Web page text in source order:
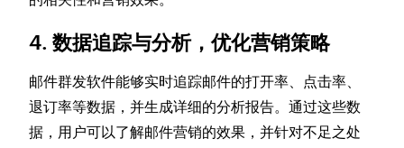
4. 数据追踪与分析，优化营销策略
邮件群发软件能够实时追踪邮件的打开率、点击率、
退订率等数据，并生成详细的分析报告。通过这些数
据，用户可以了解邮件营销的效果，并针对不足之处